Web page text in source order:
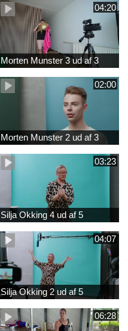
04:20
Morten Munster 3 ud af 3
02:00
Morten Munster 2 ud af 3
03:23
Silja Okking 4 ud af 5
04:07
Silja Okking 2 ud af 5
06:28